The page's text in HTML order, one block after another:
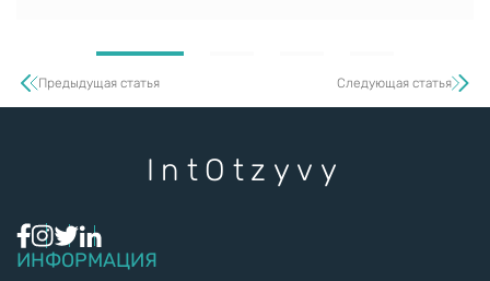
Следующая статья
Предыдущая статья
Int Otzyvy
ИНФОРМАЦИЯ